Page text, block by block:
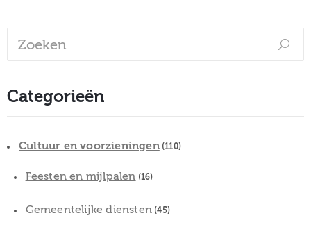
Categorieën
Cultuur en voorzieningen(110)
Feesten en mijlpalen (16)
Gemeentelijke diensten (45)